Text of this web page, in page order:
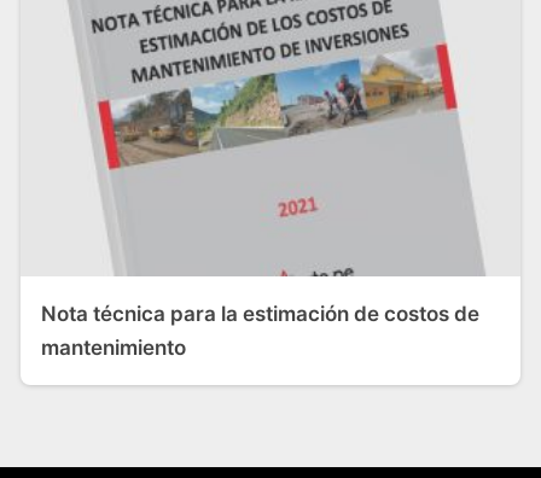
Nota técnica para la estimación de costos de
mantenimiento